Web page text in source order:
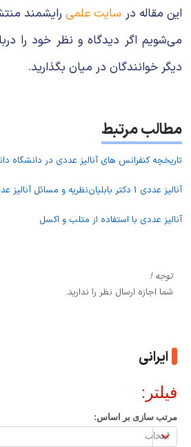
این مقاله در سایت علمیرایشمند
می‌شویم اگر دیدگاه و نظر خود را
دیگر خوانندگان در میان بگذارید.
مطالب مرتبط
تاریخچه کنفرانس های آنالیز عددی در دانشگاه
آنالیز عددی 1 دکتر بابلیان نظریه و مسائل آنالیز
آنالیز عددی با استفاده از متلب و اکسل
توجه !
شما اجازه ارسال نظر را ندارید.
ایرانی
فیلتر:
مرتب سازی بر اساس:
مرتب